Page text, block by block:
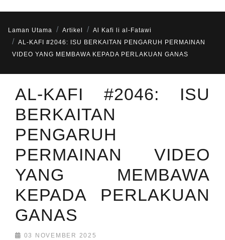
Laman Utama Artikel
Al Kafi li al-Fatawi
AL-KAFI #2046: ISU BERKAITAN PENGARUH PERMAINAN
VIDEO YANG MEMBAWA KEPADA PERLAKUAN GANAS
AL-KAFI #2046: ISU
BERKAITAN
PENGARUH
PERMAINAN VIDEO
YANG MEMBAWA
KEPADA PERLAKUAN
GANAS
03 NOVEMBER 2025